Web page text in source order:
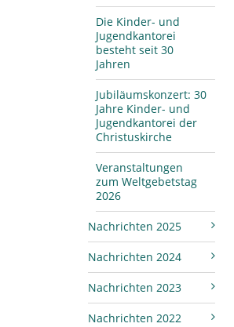
Die Kinder- und
Jugendkantorei
besteht seit 30
Jahren
Jubiläumskonzert: 30
Jahre Kinder- und
Jugendkantorei der
Christuskirche
Veranstaltungen
zum Weltgebetstag
2026
Nachrichten 2025
Nachrichten 2024
Nachrichten 2023
Nachrichten 2022